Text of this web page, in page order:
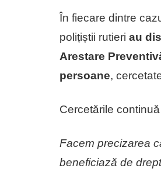
În fiecare dintre
polițiștii rutieri au
Arestare
persoane,
Cercetările
Facem precizarea
beneficiază de